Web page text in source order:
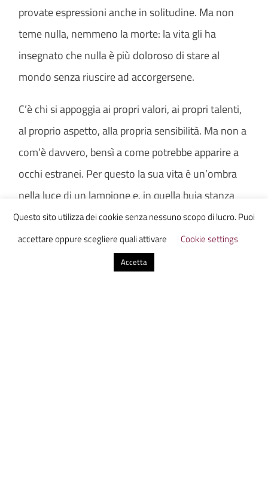
provate espressioni anche in solitudine. Ma non
teme nulla, nemmeno la morte: la vita gli ha
insegnato che nulla è più doloroso di stare al
mondo senza riuscire ad accorgersene.
C’è chi si appoggia ai propri valori, ai propri talenti,
al proprio aspetto, alla propria sensibilità. Ma non a
com’è davvero, bensì a come potrebbe apparire a
occhi estranei. Per questo la sua vita è un’ombra
nella luce di un lampione e, in quella buia stanza
rischiarata dalla notte, celato agli sguardi, affronta
i propri valori, i propri talenti, il proprio aspetto, la
propria sensibilità, e li guarda mentre, lentamente,
Questo sito utilizza dei cookie senza nessuno scopo di lucro. Puoi
accettare oppure scegliere quali attivare
Cookie settings
Accetta